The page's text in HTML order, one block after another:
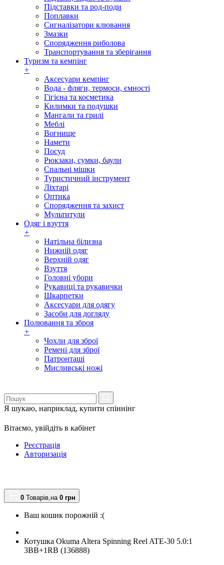
Підставки та род-поди
Поплавки
Сигналізатори клювання
Змазки
Спорядження риболова
Транспортування та зберігання
Туризм та кемпінг
+
Аксесуари кемпінг
Вода - фляги, термоси, ємності
Гігієна та косметика
Килимки та подушки
Мангали та грилі
Меблі
Вогнище
Намети
Посуд
Рюкзаки, сумки, баули
Спальні мішки
Туристичний інструмент
Ліхтарі
Оптика
Спорядження та захист
Мультитули
Одяг і взуття
+
Натільна білизна
Нижній одяг
Верхній одяг
Взуття
Головні убори
Рукавиці та рукавички
Шкарпетки
Аксесуари для одягу
Засоби для догляду
Полювання та зброя
+
Чохли для зброї
Ремені для зброї
Патронташі
Мисливські ножі
Я шукаю, наприклад, купити спіннінг
Вітаємо, увійдіть в кабінет
Реєстрація
Авторизація
0 Товарів,на 0 грн
Ваш кошик порожній :(
Котушка Okuma Altera Spinning Reel ATE-30 5.0:1
3BB+1RB (136888)